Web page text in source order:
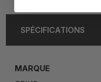
SPÉCIFICATIONS
MARQUE